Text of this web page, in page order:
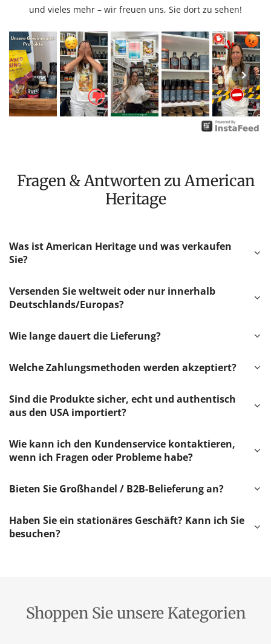
und vieles mehr – wir freuen uns, Sie dort zu sehen!
Fragen & Antworten zu American
Heritage
Was ist American Heritage und was verkaufen
Sie?
Versenden Sie weltweit oder nur innerhalb
Deutschlands/Europas?
Wie lange dauert die Lieferung?
Welche Zahlungsmethoden werden akzeptiert?
Sind die Produkte sicher, echt und authentisch
aus den USA importiert?
Wie kann ich den Kundenservice kontaktieren,
wenn ich Fragen oder Probleme habe?
Bieten Sie Großhandel / B2B-Belieferung an?
Haben Sie ein stationäres Geschäft? Kann ich Sie
besuchen?
Shoppen Sie unsere Kategorien